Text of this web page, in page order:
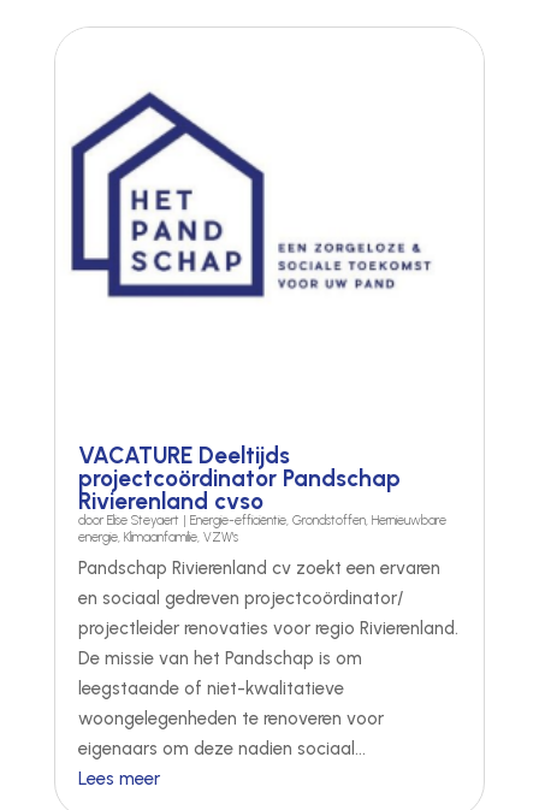
VACATURE Deeltijds
projectcoördinator Pandschap
Rivierenland cvso
door Elise Steyaert | Energie-efficiëntie, Grondstoffen, Hernieuwbare
energie, Klimaanfamilie, VZW's
Pandschap Rivierenland cv zoekt een ervaren
en sociaal gedreven projectcoördinator/
projectleider renovaties voor regio Rivierenland.
De missie van het Pandschap is om
leegstaande of niet-kwalitatieve
woongelegenheden te renoveren voor
eigenaars om deze nadien sociaal...
Lees meer